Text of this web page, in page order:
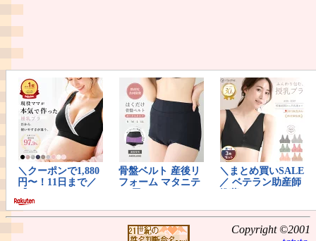
Copyright ©2001